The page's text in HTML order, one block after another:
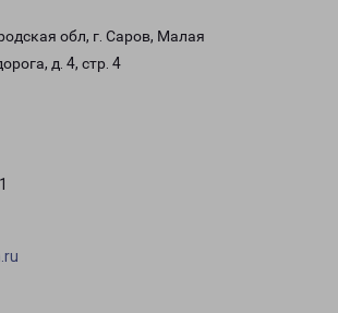
обл, г. Саров, Малая
д. 4, стр. 4